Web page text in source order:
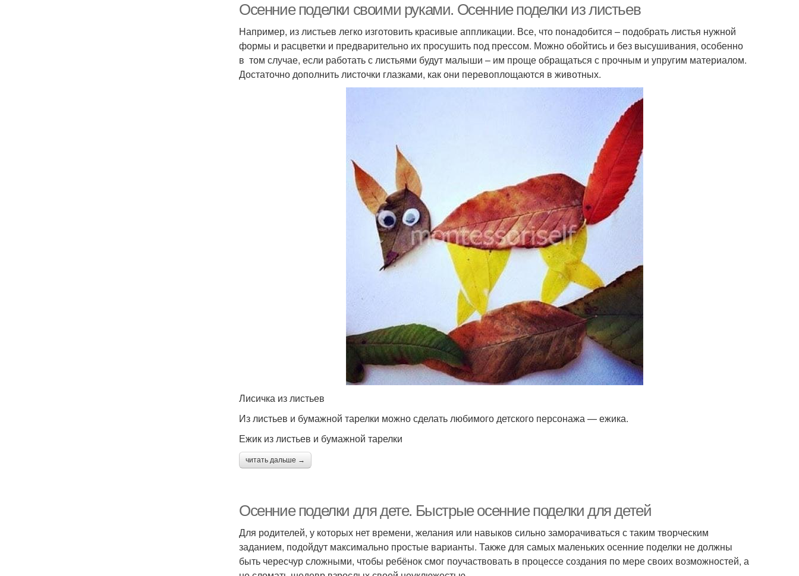
Осенние поделки своими руками. Осенние поделки из листьев
Например, из листьев легко изготовить красивые аппликации. Все, что понадобится – подобрать листья нужной
формы и расцветки и предварительно их просушить под прессом. Можно обойтись и без высушивания, особенно
в том случае, если работать с листьями будут малыши – им проще обращаться с прочным и упругим материалом.
Достаточно дополнить листочки глазками, как они перевоплощаются в животных.
Лисичка из листьев
Из листьев и бумажной тарелки можно сделать любимого детского персонажа — ежика.
Ежик из листьев и бумажной тарелки
читать дальше →
Осенние поделки для дете. Быстрые осенние поделки для детей
Для родителей, у которых нет времени, желания или навыков сильно заморачиваться с таким творческим
заданием, подойдут максимально простые варианты. Также для самых маленьких осенние поделки не должны
быть чересчур сложными, чтобы ребёнок смог поучаствовать в процессе создания по мере своих возможностей, а